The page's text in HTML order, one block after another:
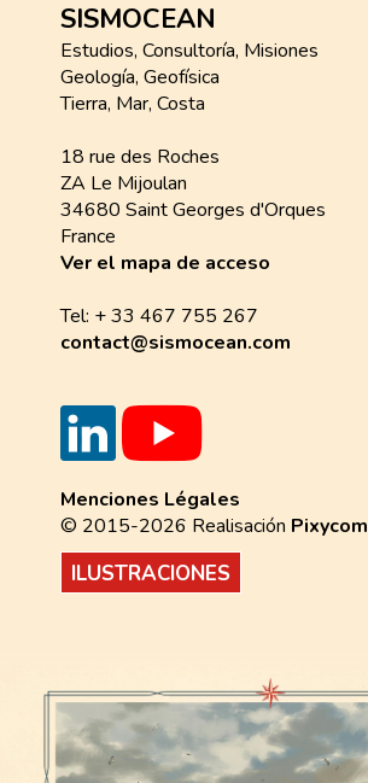
SISMOCEAN
Estudios, Consultoría, Misiones
Geología, Geofísica
Tierra, Mar, Costa
18 rue des Roches
ZA Le Mijoulan
34680 Saint Georges d'Orques
France
Ver el mapa de acceso
Tel: + 33 467 755 267
contact@sismocean.com
Menciones Légales
© 2015-2026 Realisación Pixycom
ILUSTRACIONES